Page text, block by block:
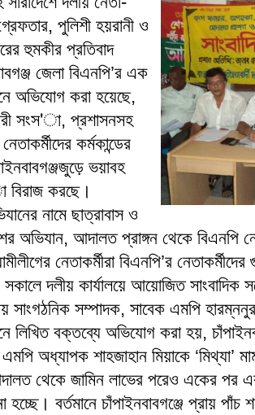
পুলিশী হয়রানী ও
হুমকীর প্রতিবাদ
জেলা বিএনপি’র এক
অভিযোগ করা হয়েছে,
সংস'া, প্রশাসনসহ
কর্মকান্ডের
ভয়াবহ
করছে।
নামে ছাত্রাবাস ও
অভিযান, আদালত প্রাঙ্গন থেকে বিএনপি
নেতাকর্মীরা বিএনপি’র
দলীয় কার্যালয়ে আয়োজিত
সাংগঠনিক সম্পাদক, সাবেক এমপি
লিখিত বক্তব্যে অভিযোগ করা হয়,
অধ্যাপক শাহজাহান মিয়াকে ‘মিথ্যা’
থেকে জামিন লাভের পরেও একের পর
বর্তমানে চাঁপাইনবাবগঞ্জে প্রায় পাঁচ